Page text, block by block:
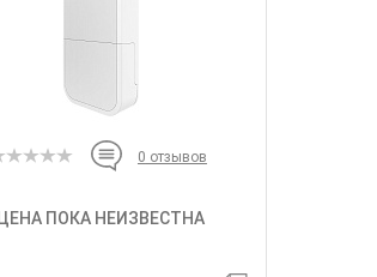
0 отзывов
ЦЕНА ПОКА НЕИЗВЕСТНА